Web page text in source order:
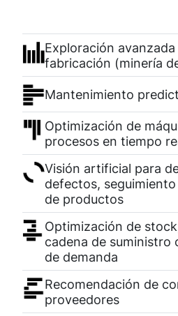
Exploración
fabricación (minería
Mantenimiento
Optimización de
procesos en tiempo
Visión artificial para
defectos,
de productos
Optimización de
cadena de suministro
de demanda
Recomendación de
proveedores